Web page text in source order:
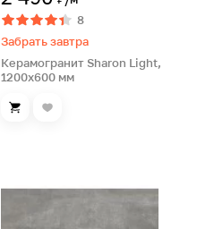
8
Забрать завтра
Керамогранит Sharon Light,
1200х600 мм